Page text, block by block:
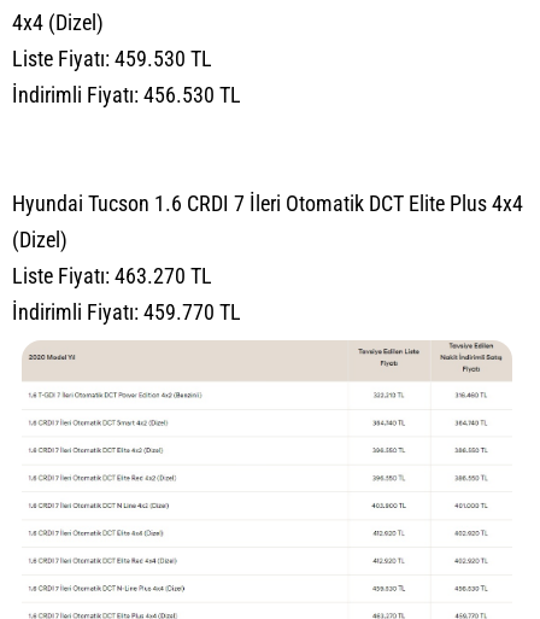
4x4 (Dizel)
Liste Fiyatı: 459.530 TL
İndirimli Fiyatı: 456.530 TL
Hyundai Tucson 1.6 CRDI 7 İleri Otomatik DCT Elite Plus 4x4
(Dizel)
Liste Fiyatı: 463.270 TL
İndirimli Fiyatı: 459.770 TL